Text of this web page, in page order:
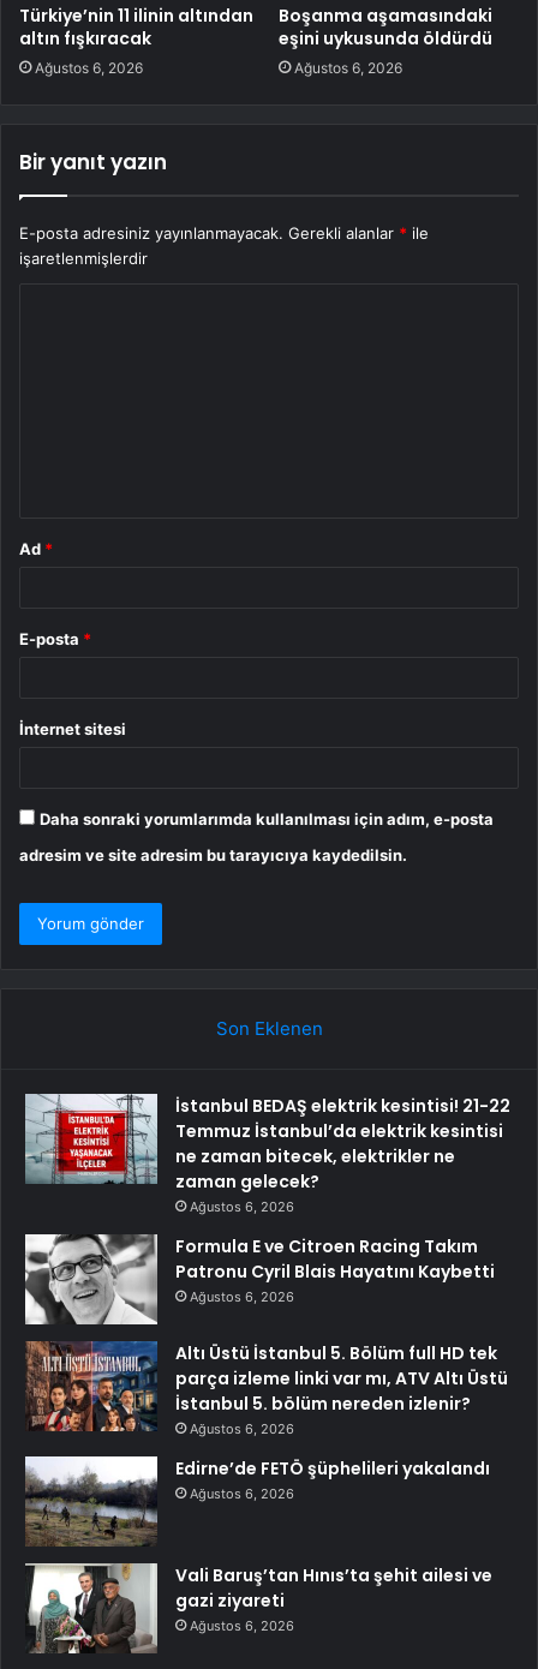
Türkiye’nin 11 ilinin altından
altın fışkıracak
Ağustos 6, 2026
Boşanma aşamasındaki
eşini uykusunda öldürdü
Ağustos 6, 2026
Bir yanıt yazın
E-posta adresiniz yayınlanmayacak. Gerekli alanlar * ile
işaretlenmişlerdir
Ad *
E-posta *
İnternet sitesi
Daha sonraki yorumlarımda kullanılması için adım, e-posta
adresim ve site adresim bu tarayıcıya kaydedilsin.
Son Eklenen
İstanbul BEDAŞ elektrik kesintisi! 21-22
Temmuz İstanbul’da elektrik kesintisi
ne zaman bitecek, elektrikler ne
zaman gelecek?
Ağustos 6, 2026
Formula E ve Citroen Racing Takım
Patronu Cyril Blais Hayatını Kaybetti
Ağustos 6, 2026
Altı Üstü İstanbul 5. Bölüm full HD tek
parça izleme linki var mı, ATV Altı Üstü
İstanbul 5. bölüm nereden izlenir?
Ağustos 6, 2026
Edirne’de FETÖ şüphelileri yakalandı
Ağustos 6, 2026
Vali Baruş’tan Hınıs’ta şehit ailesi ve
gazi ziyareti
Ağustos 6, 2026